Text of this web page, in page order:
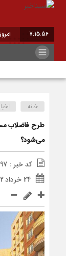
7:15:57 امروز :
خانه
طرح فاضلاب
می‌شود؟
کد خبر : 16697
24 خرداد 1402 - 9:55